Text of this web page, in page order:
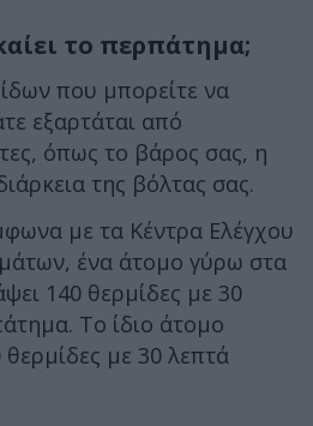
το περπάτημα;
που μπορείτε να
εξαρτάται από
όπως το βάρος σας, η
της βόλτας σας.
με τα Κέντρα Ελέγχου
ένα άτομο γύρω στα
140 θερμίδες με 30
Το ίδιο άτομο
με 30 λεπτά